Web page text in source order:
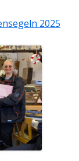
2025